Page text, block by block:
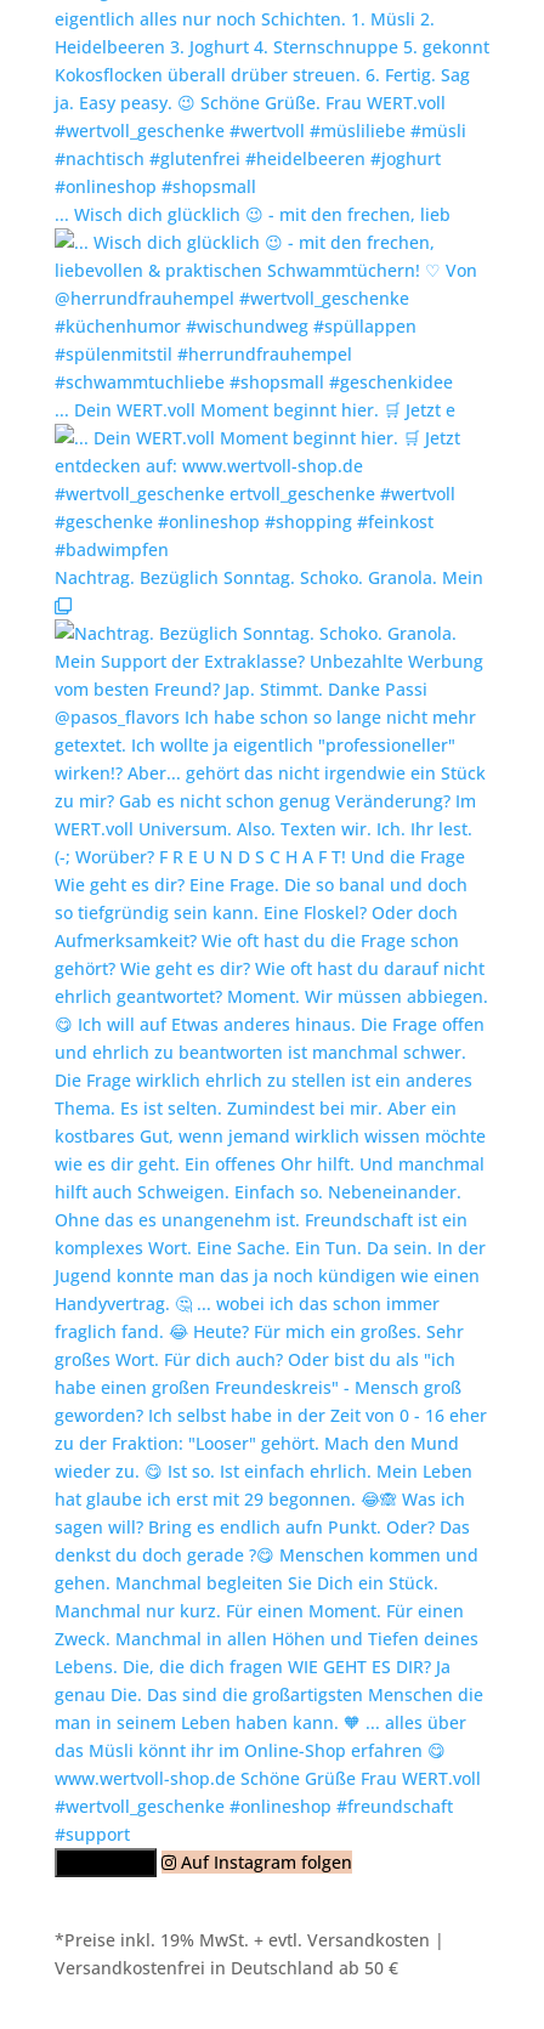
... Wisch dich glücklich 😉 - mit den frechen, lieb
... Dein WERT.voll Moment beginnt hier. 🛒 Jetzt e
Nachtrag. Bezüglich Sonntag. Schoko. Granola. Mein
Auf Instagram folgen
*Preise inkl. 19% MwSt. + evtl. Versandkosten |
Versandkostenfrei in Deutschland ab 50 €